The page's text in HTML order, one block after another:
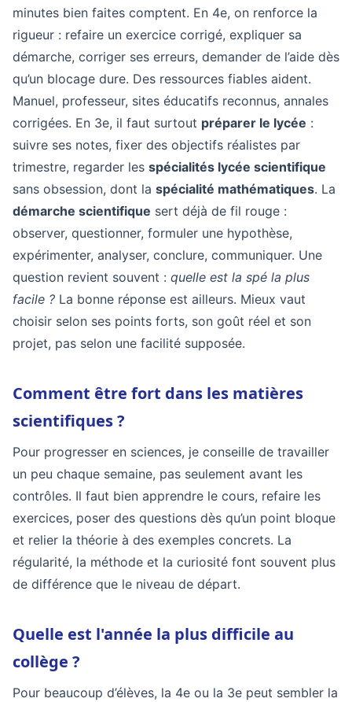
minutes bien faites comptent. En 4e, on renforce la
rigueur : refaire un exercice corrigé, expliquer sa
démarche, corriger ses erreurs, demander de l’aide dès
qu’un blocage dure. Des ressources fiables aident.
Manuel, professeur, sites éducatifs reconnus, annales
corrigées. En 3e, il faut surtout préparer le lycée :
suivre ses notes, fixer des objectifs réalistes par
trimestre, regarder les spécialités lycée scientifique
sans obsession, dont la spécialité mathématiques. La
démarche scientifique sert déjà de fil rouge :
observer, questionner, formuler une hypothèse,
expérimenter, analyser, conclure, communiquer. Une
question revient souvent : quelle est la spé la plus
facile ? La bonne réponse est ailleurs. Mieux vaut
choisir selon ses points forts, son goût réel et son
projet, pas selon une facilité supposée.
Comment être fort dans les matières
scientifiques ?
Pour progresser en sciences, je conseille de travailler
un peu chaque semaine, pas seulement avant les
contrôles. Il faut bien apprendre le cours, refaire les
exercices, poser des questions dès qu’un point bloque
et relier la théorie à des exemples concrets. La
régularité, la méthode et la curiosité font souvent plus
de différence que le niveau de départ.
Quelle est l'année la plus difficile au
collège ?
Pour beaucoup d’élèves, la 4e ou la 3e peut sembler la